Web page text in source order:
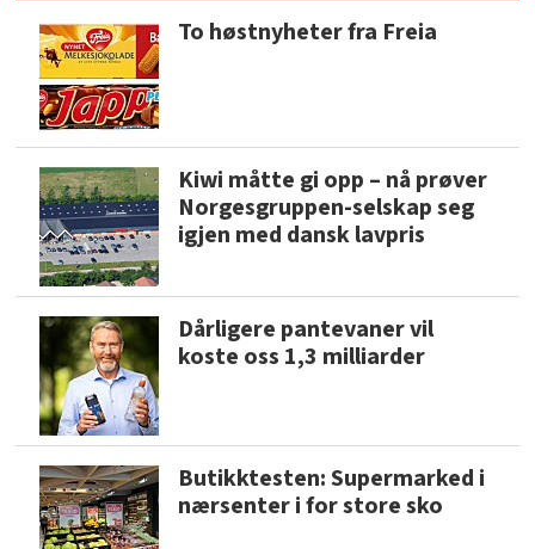
To høstnyheter fra Freia
Kiwi måtte gi opp – nå prøver
Norgesgruppen-selskap seg
igjen med dansk lavpris
Dårligere pantevaner vil
koste oss 1,3 milliarder
Butikktesten: Supermarked i
nærsenter i for store sko